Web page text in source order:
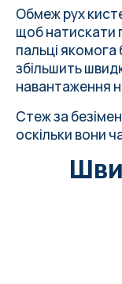
Обмеж рух
щоб натискати
пальці якомога
збільшить
навантаження
Стеж за
оскільки вони